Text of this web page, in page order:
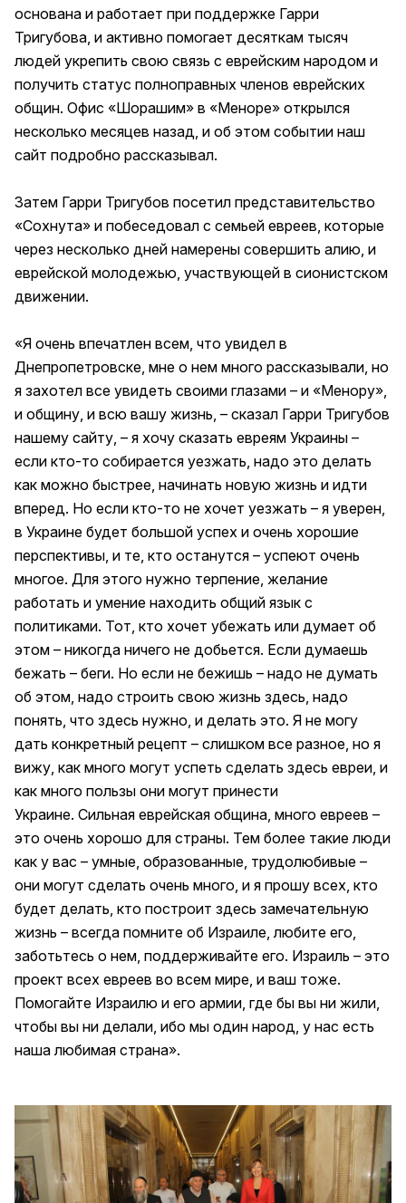
основана и работает при поддержке Гарри
Тригубова, и активно помогает десяткам тысяч
людей укрепить свою связь с еврейским народом и
получить статус полноправных членов еврейских
общин. Офис «Шорашим» в «Меноре» открылся
несколько месяцев назад, и об этом событии наш
сайт подробно рассказывал.
Затем Гарри Тригубов посетил представительство
«Сохнута» и побеседовал с семьей евреев, которые
через несколько дней намерены совершить алию, и
еврейской молодежью, участвующей в сионистском
движении.
«Я очень впечатлен всем, что увидел в
Днепропетровске, мне о нем много рассказывали, но
я захотел все увидеть своими глазами – и «Менору»,
и общину, и всю вашу жизнь, – сказал Гарри Тригубов
нашему сайту, – я хочу сказать евреям Украины –
если кто-то собирается уезжать, надо это делать
как можно быстрее, начинать новую жизнь и идти
вперед. Но если кто-то не хочет уезжать – я уверен,
в Украине будет большой успех и очень хорошие
перспективы, и те, кто останутся – успеют очень
многое. Для этого нужно терпение, желание
работать и умение находить общий язык с
политиками. Тот, кто хочет убежать или думает об
этом – никогда ничего не добьется. Если думаешь
бежать – беги. Но если не бежишь – надо не думать
об этом, надо строить свою жизнь здесь, надо
понять, что здесь нужно, и делать это. Я не могу
дать конкретный рецепт – слишком все разное, но я
вижу, как много могут успеть сделать здесь евреи, и
как много пользы они могут принести
Украине. Сильная еврейская община, много евреев –
это очень хорошо для страны. Тем более такие люди
как у вас – умные, образованные, трудолюбивые –
они могут сделать очень много, и я прошу всех, кто
будет делать, кто построит здесь замечательную
жизнь – всегда помните об Израиле, любите его,
заботьтесь о нем, поддерживайте его. Израиль – это
проект всех евреев во всем мире, и ваш тоже.
Помогайте Израилю и его армии, где бы вы ни жили,
чтобы вы ни делали, ибо мы один народ, у нас есть
наша любимая страна».